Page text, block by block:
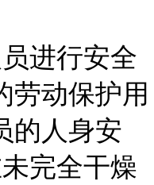
进行安全
劳动保护用
的人身安
完全干燥